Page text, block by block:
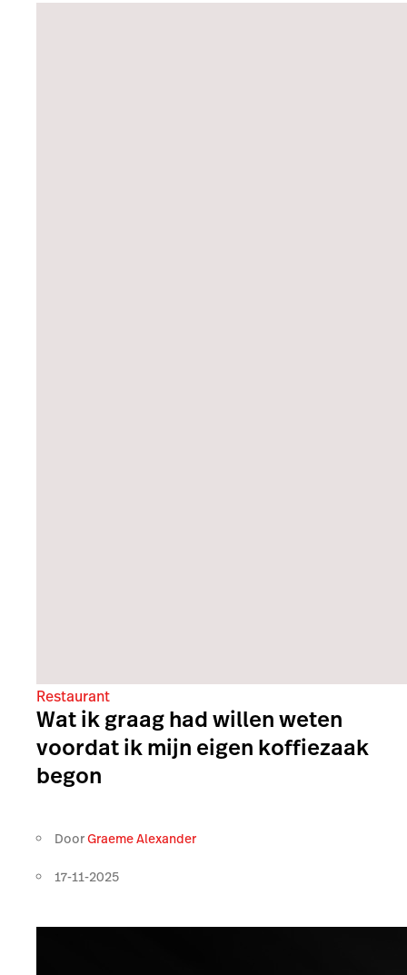
Restaurant
Wat ik graag had willen weten
voordat ik mijn eigen koffiezaak
begon
DoorGraeme Alexander
17-11-2025